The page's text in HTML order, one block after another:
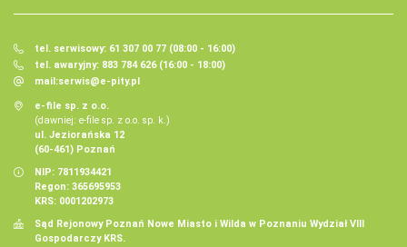
tel. serwisowy: 61 307 00 77 (08:00 - 16:00)
tel. awaryjny: 883 784 626 (16:00 - 18:00)
mail:serwis@e-pity.pl
e-file sp. z o.o.
(dawniej: e-file sp. z o.o. sp. k.)
ul. Jeziorańska 12
(60-461) Poznań
NIP: 7811934421
Regon: 365695953
KRS: 0001202973
Sąd Rejonowy Poznań Nowe Miasto i Wilda w Poznaniu Wydział VIII
Gospodarczy KRS.